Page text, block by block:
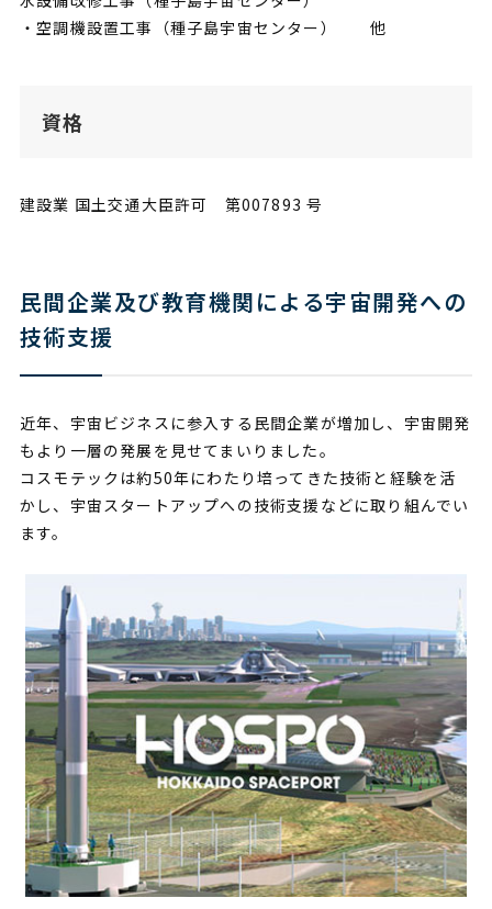
・空調機設置工事（種子島宇宙センター） 他
資格
建設業 国土交通大臣許可 第007893 号
民間企業及び教育機関による宇宙開発への
技術支援
近年、宇宙ビジネスに参入する民間企業が増加し、宇宙開発
もより一層の発展を見せてまいりました。
コスモテックは約50年にわたり培ってきた技術と経験を活
かし、宇宙スタートアップへの技術支援などに取り組んでい
ます。